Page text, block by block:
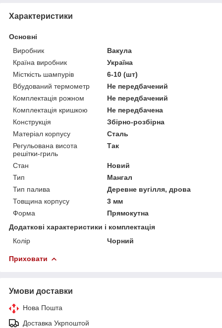
Характеристики
Основні
Виробник
Вакула
Країна виробник
Україна
Місткість шампурів
6-10 (шт)
Вбудований термометр
Не передбачений
Комплектація рожном
Не передбачений
Комплектація кришкою
Не передбачена
Конструкція
Збірно-розбірна
Матеріал корпусу
Сталь
Регульована висота
решітки-гриль
Так
Стан
Новий
Тип
Мангал
Тип палива
Деревне вугілля, дрова
Товщина корпусу
3 мм
Форма
Прямокутна
Додаткові характеристики і комплектація
Колір
Чорний
Приховати
Умови доставки
Нова Пошта
Доставка Укрпоштой